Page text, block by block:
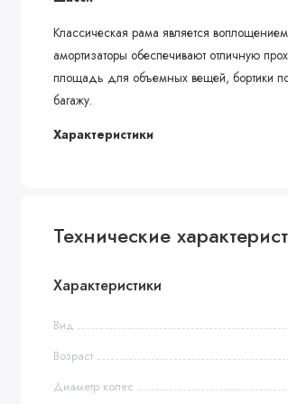
Классическая рама является
амортизаторы обеспечивают отличную
площадь для объемных вещей, бортики
багажу.
Характеристики
• Ручка для переноски
• Функция укачивания
• Вентиляционные окошки
• Ветрозащитный отворот-штормовик
Прогулочный блок
• Регулировка наклона спинки
Технические
Характеристики
Вид
Возраст
Диаметр колес